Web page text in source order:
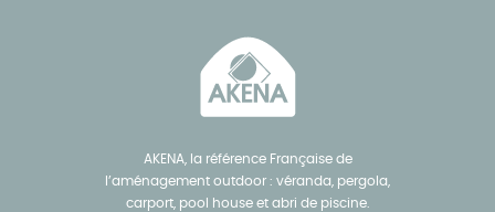
AKENA, la référence Française de
l’aménagement outdoor : véranda, pergola,
carport, pool house et abri de piscine.